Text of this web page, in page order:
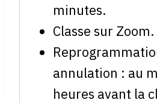
minutes.
Classe sur Zoom.
annulation : au
heures avant la